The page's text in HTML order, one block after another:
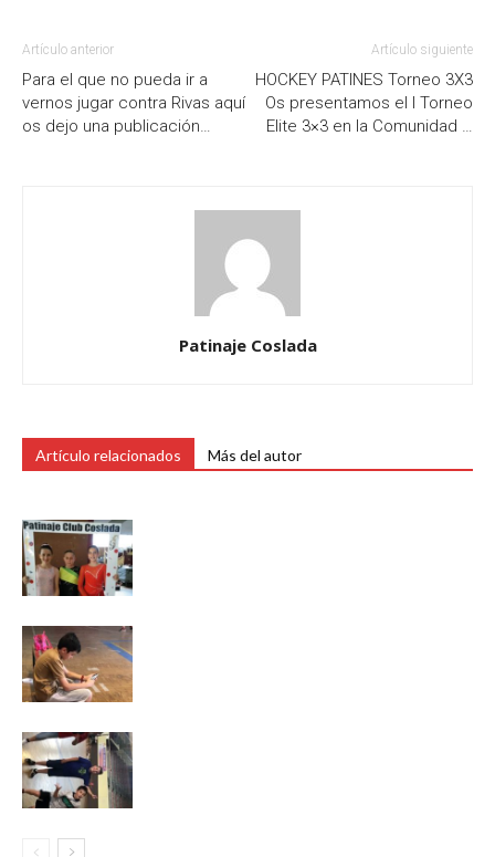
Artículo anterior
Para el que no pueda ir a
vernos jugar contra Rivas aquí
os dejo una publicación…
Artículo siguiente
HOCKEY PATINES Torneo 3X3
Os presentamos el l Torneo
Elite 3×3 en la Comunidad …
Patinaje Coslada
Artículo relacionados Más del autor